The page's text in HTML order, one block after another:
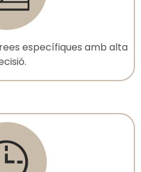
específiques amb alta